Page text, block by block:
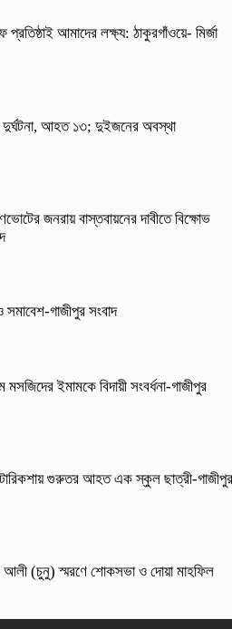
আমাদের লক্ষ্য: ঠাকুরগাঁওয়ে- মির্জা
দুর্ঘটনা, আহত ১৩; দুইজনের অবস্থা
জনরায় বাস্তবায়নের দাবীতে বিক্ষোভ
সমাবেশ-গাজীপুর সংবাদ
ইমামকে বিদায়ী সংবর্ধনা-গাজীপুর
গুরুতর আহত এক স্কুল ছাত্রী-গাজীপুর
আলী (চুনু) স্মরণে শোকসভা ও দোয়া মাহফিল